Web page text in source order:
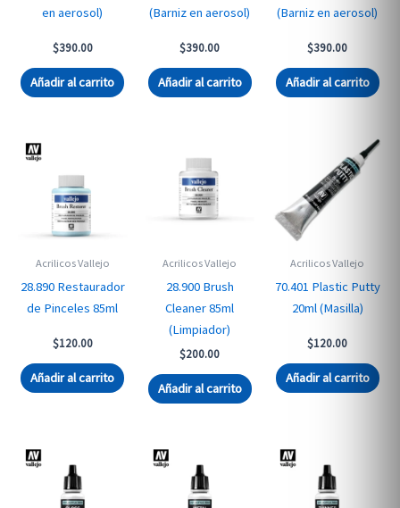
en aerosol)
$390.00
Añadir al carrito
(Barniz en aerosol)
$390.00
Añadir al carrito
(Barniz en aerosol)
$390.00
Añadir al carrito
Acrilicos Vallejo
28.890 Restaurador
de Pinceles 85ml
$120.00
Añadir al carrito
Acrilicos Vallejo
28.900 Brush
Cleaner 85ml
(Limpiador)
$200.00
Añadir al carrito
Acrilicos Vallejo
70.401 Plastic Putty
20ml (Masilla)
$120.00
Añadir al carrito